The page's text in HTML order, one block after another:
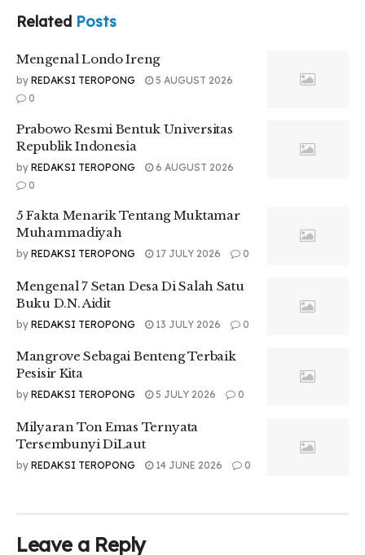
Related Posts
Mengenal Londo Ireng
by REDAKSI TEROPONG
5 AUGUST 2026
0
Prabowo Resmi Bentuk Universitas
Republik Indonesia
by REDAKSI TEROPONG
6 AUGUST 2026
0
5 Fakta Menarik Tentang Muktamar
Muhammadiyah
by REDAKSI TEROPONG 17 JULY 2026 0
Mengenal 7 Setan Desa Di Salah Satu
Buku D.N. Aidit
by REDAKSI TEROPONG 13 JULY 2026 0
Mangrove Sebagai Benteng Terbaik
Pesisir Kita
by REDAKSI TEROPONG 5 JULY 2026 0
Milyaran Ton Emas Ternyata
Tersembunyi DiLaut
by REDAKSI TEROPONG 14 JUNE 2026 0
Leave a Reply